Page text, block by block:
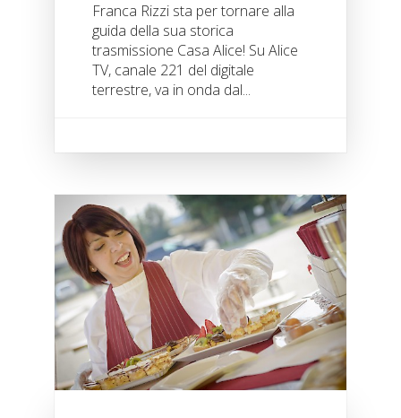
Franca Rizzi sta per tornare alla
guida della sua storica
trasmissione Casa Alice! Su Alice
TV, canale 221 del digitale
terrestre, va in onda dal...